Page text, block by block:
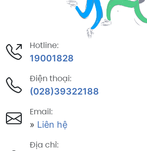
Hotline:
19001828
Điện thoại:
(028)39322188
Email:
» Liên hệ
Địa chỉ: